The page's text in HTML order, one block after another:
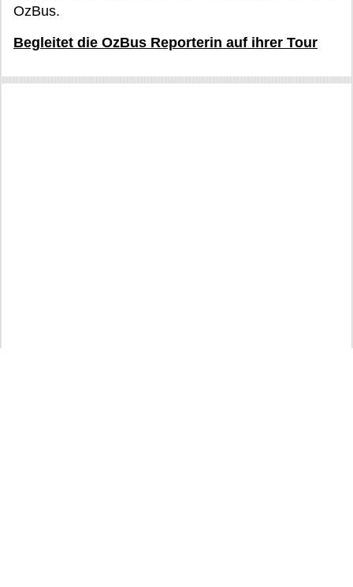
OzBus.
Begleitet die OzBus Reporterin auf ihrer Tour